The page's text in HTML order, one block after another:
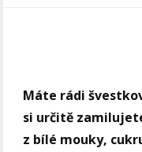
Máte rádi
si určitě
z bílé mouky,